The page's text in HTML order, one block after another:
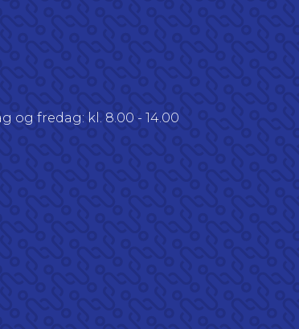
og fredag: kl. 8.00 - 14.00